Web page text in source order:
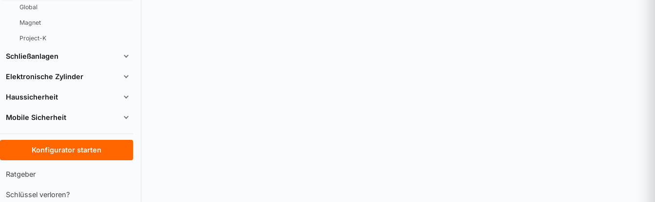
Global
Magnet
Project-K
Schließanlagen
Elektronische Zylinder
Haussicherheit
Mobile Sicherheit
Konfigurator starten
Ratgeber
Schlüssel verloren?